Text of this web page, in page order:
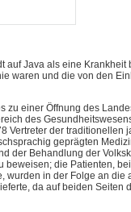
auf Java als eine Krankheit
waren und die von den
zu einer Öffnung des
des
Vertreter der traditionellen
geprägten
der Behandlung der
beweisen; die Patienten,
wurden in der Folge an
da auf beiden Seiten